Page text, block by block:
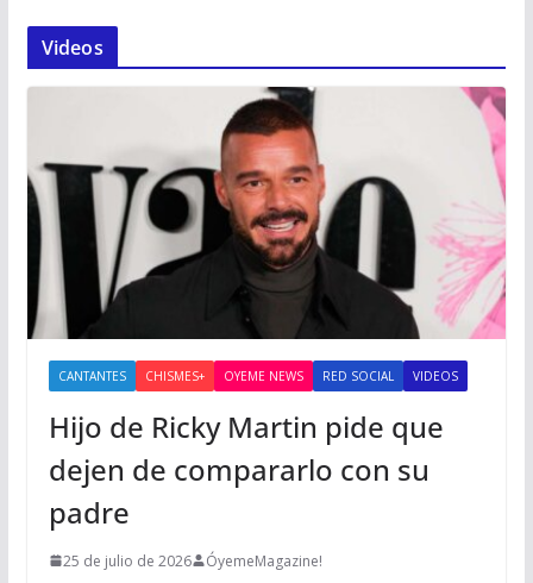
Videos
CANTANTES CHISMES+ OYEME NEWS RED SOCIAL VIDEOS
Hijo de Ricky Martin pide que
dejen de compararlo con su
padre
25 de julio de 2026 ÓyemeMagazine!